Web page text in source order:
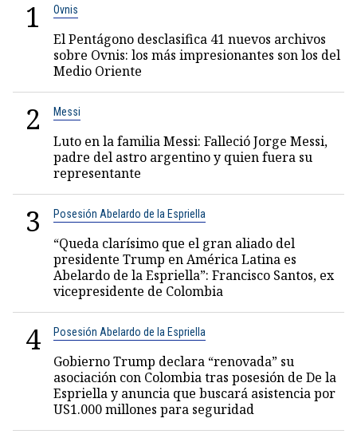
1 Ovnis
El Pentágono desclasifica 41 nuevos archivos
sobre Ovnis: los más impresionantes son los del
Medio Oriente
2 Messi
Luto en la familia Messi: Falleció Jorge Messi,
padre del astro argentino y quien fuera su
representante
3 Posesión Abelardo de la Espriella
“Queda clarísimo que el gran aliado del
presidente Trump en América Latina es
Abelardo de la Espriella”: Francisco Santos, ex
vicepresidente de Colombia
4 Posesión Abelardo de la Espriella
Gobierno Trump declara “renovada” su
asociación con Colombia tras posesión de De la
Espriella y anuncia que buscará asistencia por
US1.000 millones para seguridad